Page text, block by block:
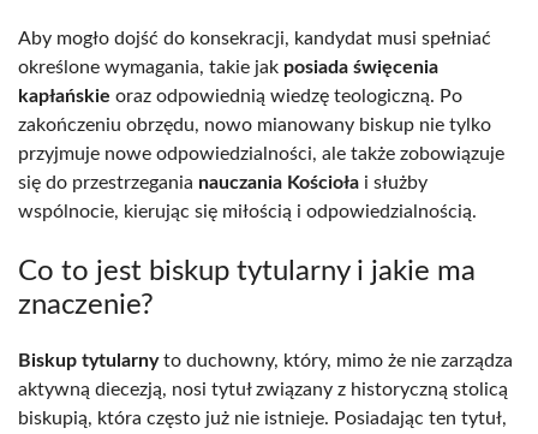
Aby mogło dojść do konsekracji, kandydat musi spełniać
określone wymagania, takie jak posiada święcenia
kapłańskie oraz odpowiednią wiedzę teologiczną. Po
zakończeniu obrzędu, nowo mianowany biskup nie tylko
przyjmuje nowe odpowiedzialności, ale także zobowiązuje
się do przestrzegania nauczania Kościoła i służby
wspólnocie, kierując się miłością i odpowiedzialnością.
Co to jest biskup tytularny i jakie ma
znaczenie?
Biskup tytularnyto duchowny, który, mimo że nie zarządza
aktywną diecezją, nosi tytuł związany z historyczną stolicą
biskupią, która często już nie istnieje. Posiadając ten tytuł,